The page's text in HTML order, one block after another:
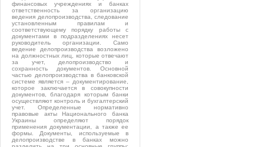
финансовых учреждениях и банках
ответственность за организацию
ведения делопроизводства, следование
установленным правилам и
соответствующему порядку работы с
документами в подразделениях несет
руководитель организации. Само
ведение делопроизводства возложено
на должностных лиц, которые отвечают
за учет, делопроизводство и
сохранность документов. Основной
частью делопроизводства в банковской
системе является – документирование,
которое заключается в совокупности
документов, благодаря которым банки
осуществляют контроль и бухгалтерский
учет. Определенные нормативно
правовые акты Национального банка
Украины определяют порядок
применения документации, а также ее
формы. Документы, используемые в
делопроизводстве в банках можно